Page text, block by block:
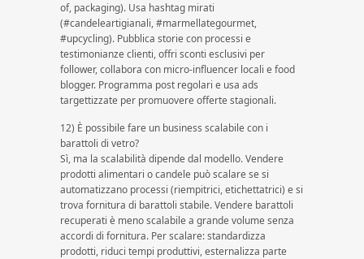
of, packaging). Usa hashtag mirati
(#candeleartigianali, #marmellategourmet,
#upcycling). Pubblica storie con processi e
testimonianze clienti, offri sconti esclusivi per
follower, collabora con micro-influencer locali e food
blogger. Programma post regolari e usa ads
targettizzate per promuovere offerte stagionali.
12) È possibile fare un business scalabile con i
barattoli di vetro?
Sì, ma la scalabilità dipende dal modello. Vendere
prodotti alimentari o candele può scalare se si
automatizzano processi (riempitrici, etichettatrici) e si
trova fornitura di barattoli stabile. Vendere barattoli
recuperati è meno scalabile a grande volume senza
accordi di fornitura. Per scalare: standardizza
prodotti, riduci tempi produttivi, esternalizza parte